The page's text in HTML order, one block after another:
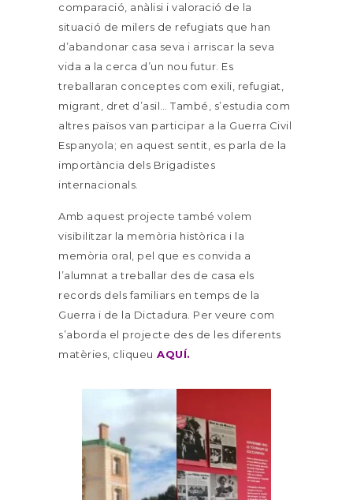
comparació, anàlisi i valoració de la
situació de milers de refugiats que han
d’abandonar casa seva i arriscar la seva
vida a la cerca d’un nou futur. Es
treballaran conceptes com exili, refugiat,
migrant, dret d’asil… També, s’estudia com
altres països van participar a la Guerra Civil
Espanyola; en aquest sentit, es parla de la
importància dels Brigadistes
internacionals.
Amb aquest projecte també volem
visibilitzar la memòria històrica i la
memòria oral, pel que es convida a
l’alumnat a treballar des de casa els
records dels familiars en temps de la
Guerra i de la Dictadura. Per veure com
s’aborda el projecte des de les diferents
matèries, cliqueu AQUÍ.